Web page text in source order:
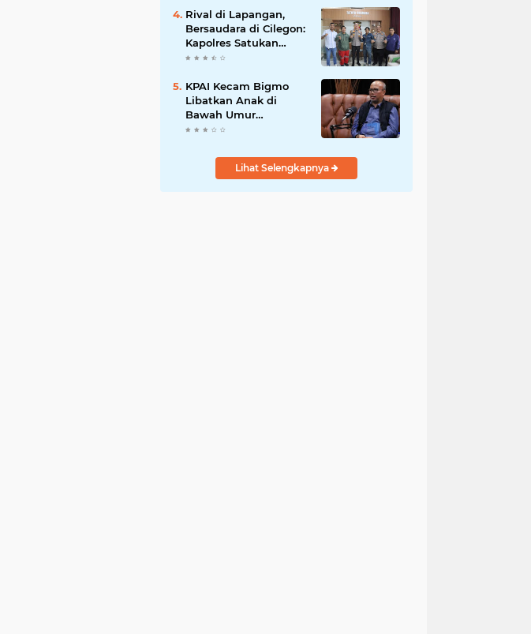
Berduka
Rival di Lapangan,
Bersaudara di Cilegon:
Kapolres Satukan
Viking dan Jak Mania
Piala Presiden 2026
KPAI Kecam Bigmo
Libatkan Anak di
Bawah Umur
Promosikan Liquid
Bertindak Tegas
Lihat Selengkapnya